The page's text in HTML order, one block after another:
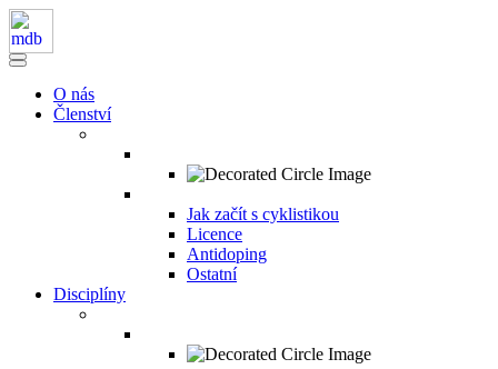
O nás
Členství
Jak začít s cyklistikou
Licence
Antidoping
Ostatní
Disciplíny